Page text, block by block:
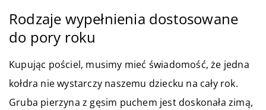
Rodzaje wypełnienia dostosowane
do pory roku
Kupując pościel, musimy mieć świadomość, że jedna
kołdra nie wystarczy naszemu dziecku na cały rok.
Gruba pierzyna z gęsim puchem jest doskonała zimą,